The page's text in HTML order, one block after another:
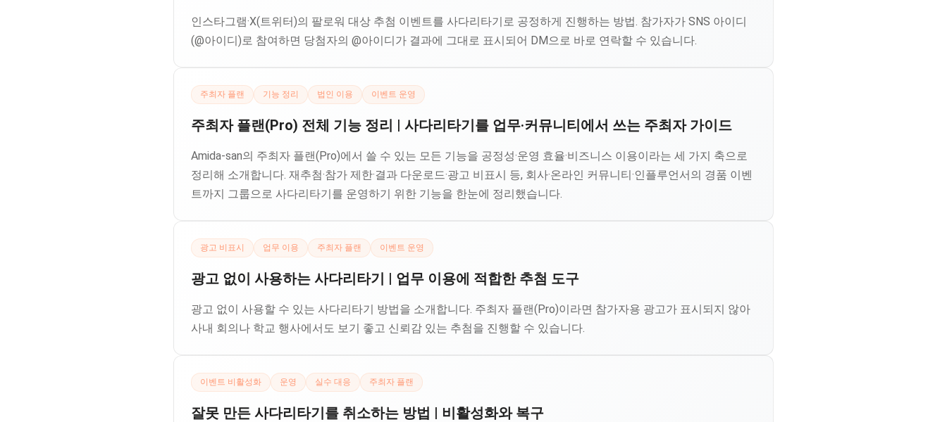
인스타그램·X(트위터)의 팔로워 대상 추첨 이벤트를 사다리타기로 공정하게 진행하는 방법. 참가자가 SNS 아이디
(@아이디)로 참여하면 당첨자의 @아이디가 결과에 그대로 표시되어 DM으로 바로 연락할 수 있습니다.
주최자 플랜 기능 정리 법인 이용 이벤트 운영
주최자 플랜(Pro) 전체 기능 정리 | 사다리타기를 업무·커뮤니티에서 쓰는 주최자 가이드
Amida-san의 주최자 플랜(Pro)에서 쓸 수 있는 모든 기능을 공정성·운영 효율·비즈니스 이용이라는 세 가지 축으로
정리해 소개합니다. 재추첨·참가 제한·결과 다운로드·광고 비표시 등, 회사·온라인 커뮤니티·인플루언서의 경품 이벤
트까지 그룹으로 사다리타기를 운영하기 위한 기능을 한눈에 정리했습니다.
광고 비표시 업무 이용 주최자 플랜 이벤트 운영
광고 없이 사용하는 사다리타기 | 업무 이용에 적합한 추첨 도구
광고 없이 사용할 수 있는 사다리타기 방법을 소개합니다. 주최자 플랜(Pro)이라면 참가자용 광고가 표시되지 않아
사내 회의나 학교 행사에서도 보기 좋고 신뢰감 있는 추첨을 진행할 수 있습니다.
이벤트 비활성화 운영 실수 대응 주최자 플랜
잘못 만든 사다리타기를 취소하는 방법 | 비활성화와 복구